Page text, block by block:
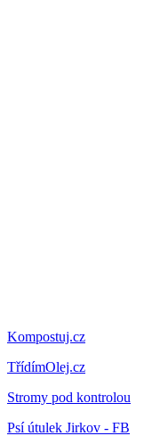
Kompostuj.cz
TřídímOlej.cz
Stromy pod kontrolou
Psí útulek Jirkov - FB